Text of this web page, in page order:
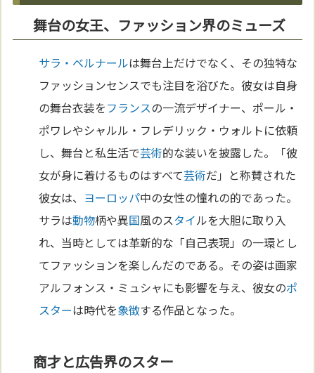
舞台の女王、ファッション界のミューズ
サラ・ベルナールは舞台上だけでなく、その独特な
ファッションセンスでも注目を浴びた。彼女は自身
の舞台衣装をフランスの一流デザイナー、ポール・
ポワレやシャルル・フレデリック・ウォルトに依頼
し、舞台と私生活で芸術的な装いを披露した。「彼
女が身に着けるものはすべて芸術だ」と称賛された
彼女は、 ヨーロッパ中の女性の憧れの的であった。
サラは動物柄や異国風のスタイルを大胆に取り入
れ、当時としては革新的な「自己表現」の一環とし
てファッションを楽しんだのである。その姿は画家
アルフォンス・ミュシャにも影響を与え、彼女のポ
スターは時代を象徴する作品となった。
商才と広告界のスター